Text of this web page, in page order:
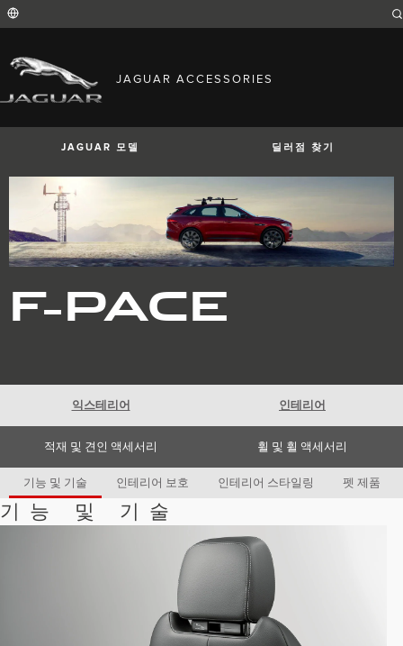
Enter
word
with
which
search
FIND YOUR COUNTRY
International (English)
Austria (German)
Belgium (Dutch)
Canada (English)
Canada (French)
China (Chinese)
Czech Republic (Czech)
France (French)
Germany (German)
India (English)
Italy (Italian)
Japan (Japanese)
Poland (Polish)
Portugal (Portuguese)
Romania (Romania)
South Africa (English)
Spain (Spanish)
Switzerland (German)
Switzerland (French)
Switzerland (Italian)
United Kingdom (English)
USA (English)
JAGUAR ACCESSORIES
JAGUAR 모델 딜러점 찾기
I-PACE E-PACE F-PACE
F-PACE
익스테리어 인테리어
적재 및 견인 액세서리 휠 및 휠 액세서리
기능 및 기술 인테리어 보호 인테리어 스타일링 펫 제품
기능 및 기술